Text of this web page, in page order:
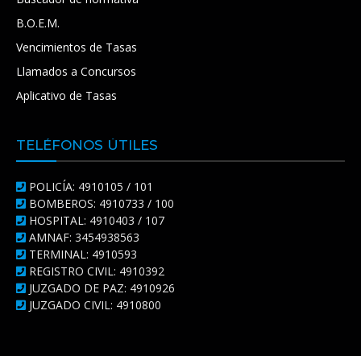
B.O.E.M.
Vencimientos de Tasas
Llamados a Concursos
Aplicativo de Tasas
TELÉFONOS ÚTILES
POLICÍA: 4910105 / 101
BOMBEROS: 4910733 / 100
HOSPITAL: 4910403 / 107
AMNAF: 3454938563
TERMINAL: 4910593
REGISTRO CIVIL: 4910392
JUZGADO DE PAZ: 4910926
JUZGADO CIVIL: 4910800